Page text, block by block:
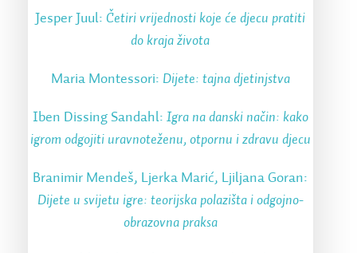
Jesper Juul: Četiri vrijednosti koje će djecu pratiti
do kraja života
Maria Montessori: Dijete: tajna djetinjstva
Iben Dissing Sandahl: Igra na danski način: kako
igrom odgojiti uravnoteženu, otpornu i zdravu djecu
Branimir Mendeš, Ljerka Marić, Ljiljana Goran:
Dijete u svijetu igre: teorijska polazišta i odgojno-
obrazovna praksa